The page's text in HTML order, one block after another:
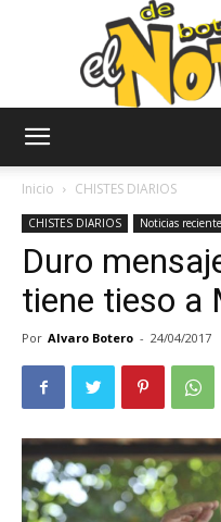
Inicio CHISTES DIARIOS
CHISTES DIARIOS Noticias
Duro
tiene tieso a
Por Alvaro Botero - 24/04/2017